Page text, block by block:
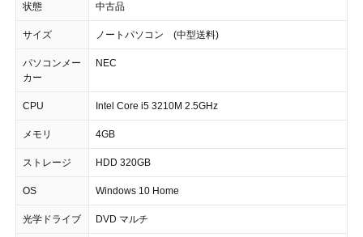
状態 中古品
サイズ ノートパソコン (中型送料)
パソコンメー
カー
NEC
CPU Intel Core i5 3210M 2.5GHz
メモリ 4GB
ストレージ HDD 320GB
OS Windows 10 Home
光学ドライブ DVD マルチ